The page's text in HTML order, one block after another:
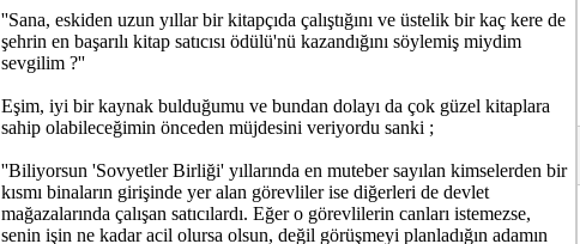
''Sana, eskiden uzun yıllar bir kitapçıda çalıştığını ve üstelik bir kaç kere de
şehrin en başarılı kitap satıcısı ödülü'nü kazandığını söylemiş miydim
sevgilim ?''
Eşim, iyi bir kaynak bulduğumu ve bundan dolayı da çok güzel kitaplara
sahip olabileceğimin önceden müjdesini veriyordu sanki ;
''Biliyorsun 'Sovyetler Birliği' yıllarında en muteber sayılan kimselerden bir
kısmı binaların girişinde yer alan görevliler ise diğerleri de devlet
mağazalarında çalışan satıcılardı. Eğer o görevlilerin canları istemezse,
senin işin ne kadar acil olursa olsun, değil görüşmeyi planladığın adamın